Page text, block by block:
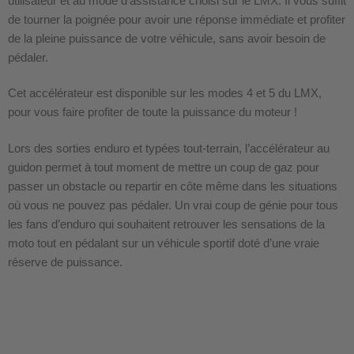
de tourner la poignée pour avoir une réponse immédiate et profiter
de la pleine puissance de votre véhicule, sans avoir besoin de
pédaler.
Cet accélérateur est disponible sur les modes 4 et 5 du LMX,
pour vous faire profiter de toute la puissance du moteur !
Lors des sorties enduro et typées tout-terrain, l’accélérateur au
guidon permet à tout moment de mettre un coup de gaz pour
passer un obstacle ou repartir en côte même dans les situations
où vous ne pouvez pas pédaler. Un vrai coup de génie pour tous
les fans d’enduro qui souhaitent retrouver les sensations de la
moto tout en pédalant sur un véhicule sportif doté d’une vraie
réserve de puissance.